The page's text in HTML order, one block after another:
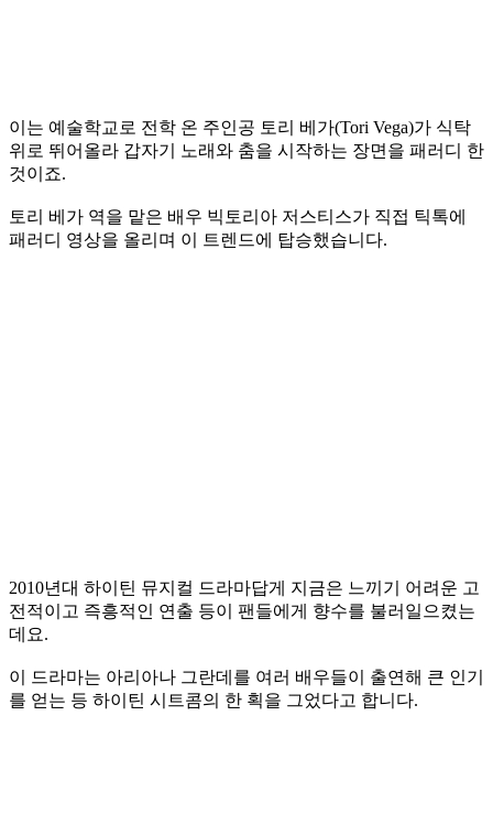
이는 예술학교로 전학 온 주인공 토리 베가(Tori Vega)가 식탁
위로 뛰어올라 갑자기 노래와 춤을 시작하는 장면을 패러디 한
것이죠.
토리 베가 역을 맡은 배우 빅토리아 저스티스가 직접 틱톡에
패러디 영상을 올리며 이 트렌드에 탑승했습니다.
2010년대 하이틴 뮤지컬 드라마답게 지금은 느끼기 어려운 고
전적이고 즉흥적인 연출 등이 팬들에게 향수를 불러일으켰는
데요.
이 드라마는 아리아나 그란데를 여러 배우들이 출연해 큰 인기
를 얻는 등 하이틴 시트콤의 한 획을 그었다고 합니다.